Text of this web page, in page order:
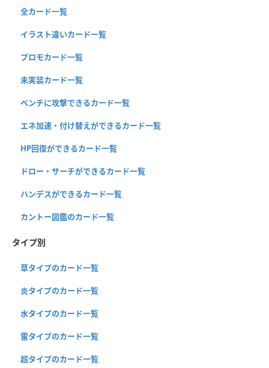
全カード一覧
イラスト違いカード一覧
プロモカード一覧
未実装カード一覧
ベンチに攻撃できるカード一覧
エネ加速・付け替えができるカード一覧
HP回復ができるカード一覧
ドロー・サーチができるカード一覧
ハンデスができるカード一覧
カントー図鑑のカード一覧
タイプ別
草タイプのカード一覧
炎タイプのカード一覧
水タイプのカード一覧
雷タイプのカード一覧
超タイプのカード一覧